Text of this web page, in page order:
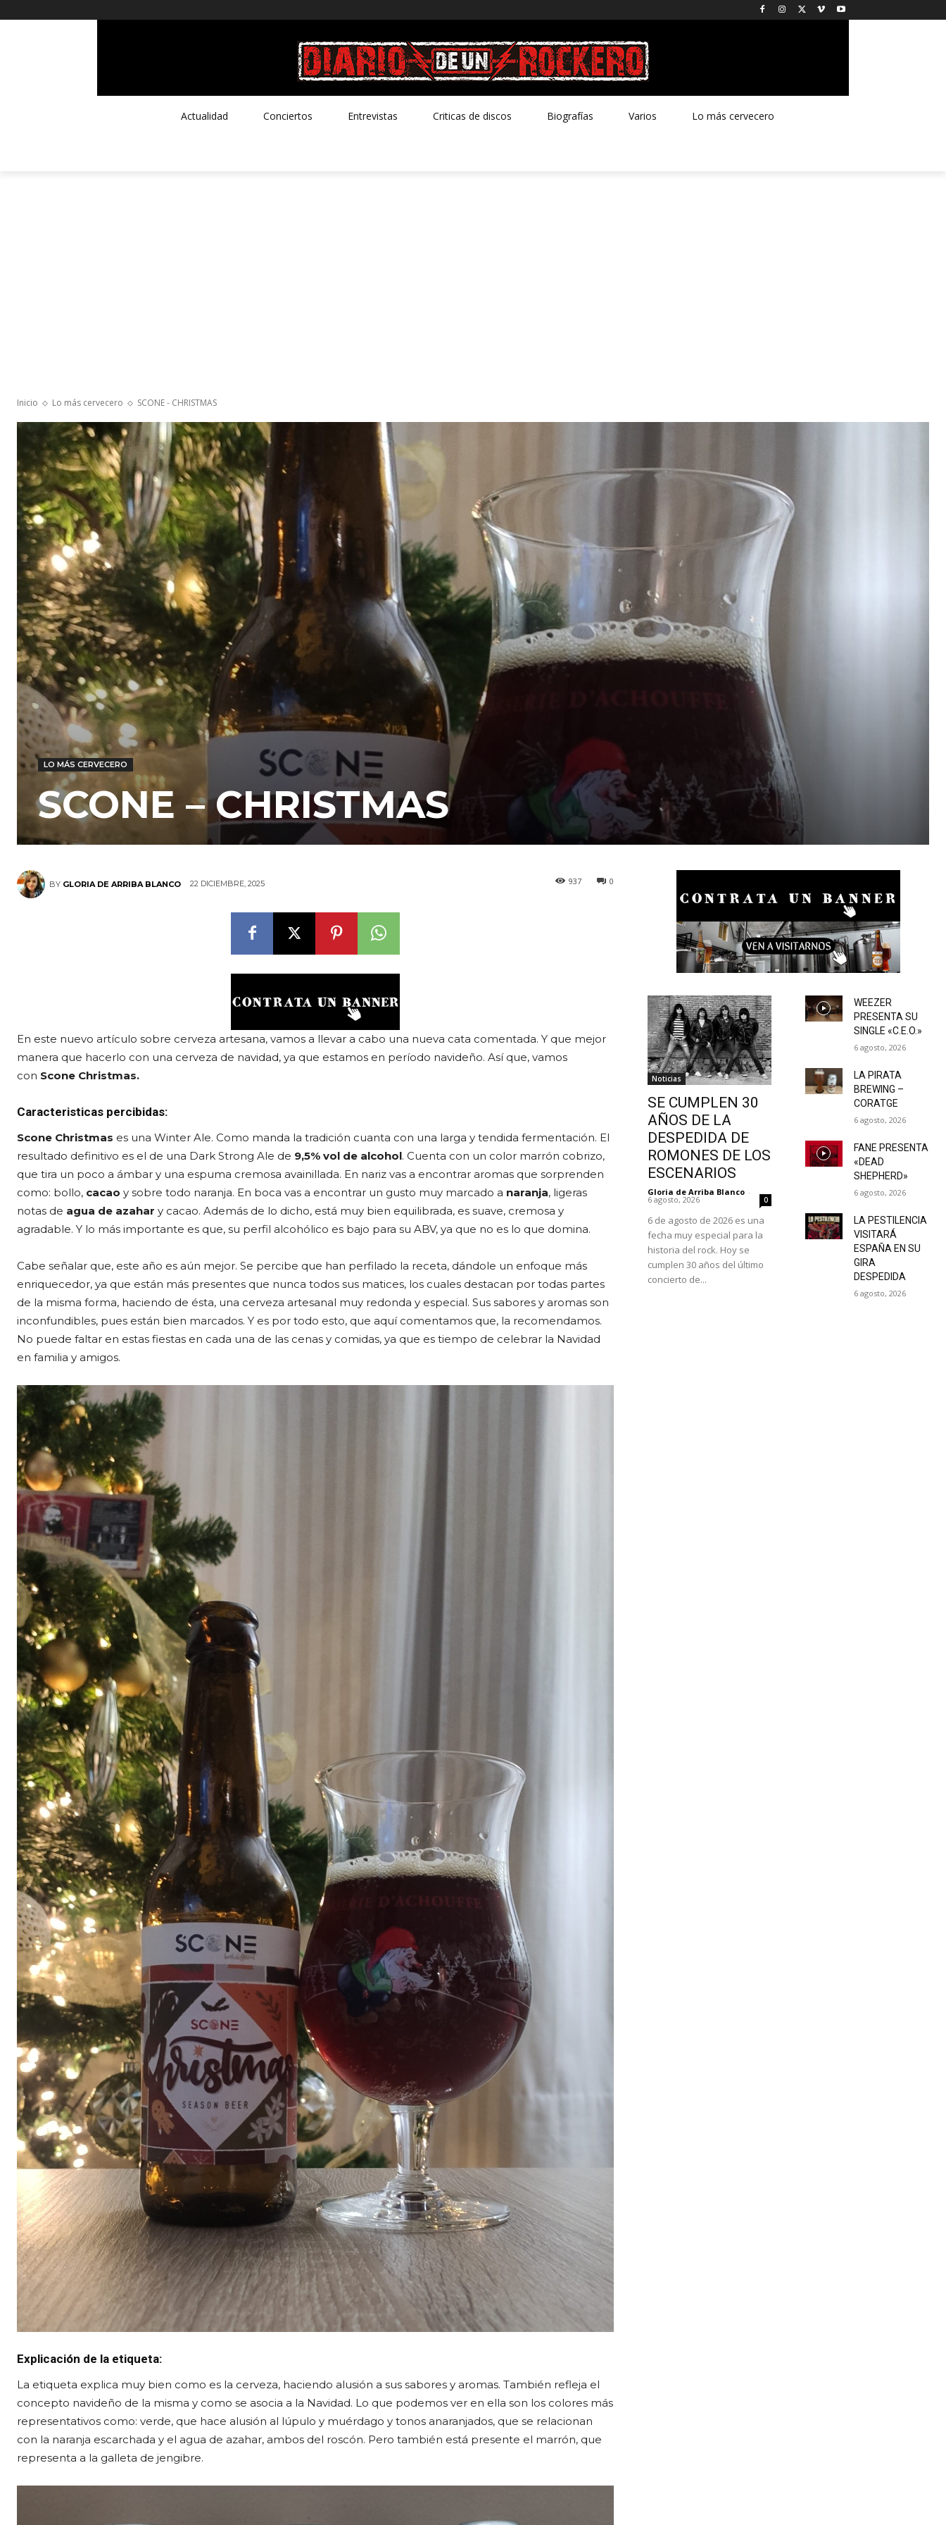
Actualidad Conciertos Entrevistas Criticas de discos Biografías Varios Lo más cervecero
Inicio Lo más cervecero SCONE - CHRISTMAS
LO MÁS CERVECERO
SCONE – CHRISTMAS
BY GLORIA DE ARRIBA BLANCO 22 DICIEMBRE, 2025 0
937
En este nuevo artículo sobre cerveza artesana, vamos a llevar a cabo una nueva cata comentada. Y que mejor
manera que hacerlo con una cerveza de navidad, ya que estamos en período navideño. Así que, vamos
con Scone Christmas.
Caracteristicas percibidas:
Scone Christmas es una Winter Ale. Como manda la tradición cuanta con una larga y tendida fermentación. El
resultado definitivo es el de una Dark Strong Ale de 9,5% vol de alcohol. Cuenta con un color marrón cobrizo,
que tira un poco a ámbar y una espuma cremosa avainillada. En nariz vas a encontrar aromas que sorprenden
como: bollo, cacao y sobre todo naranja. En boca vas a encontrar un gusto muy marcado a naranja, ligeras
notas de agua de azahar y cacao. Además de lo dicho, está muy bien equilibrada, es suave, cremosa y
agradable. Y lo más importante es que, su perfil alcohólico es bajo para su ABV, ya que no es lo que domina.
Cabe señalar que, este año es aún mejor. Se percibe que han perfilado la receta, dándole un enfoque más
enriquecedor, ya que están más presentes que nunca todos sus matices, los cuales destacan por todas partes
de la misma forma, haciendo de ésta, una cerveza artesanal muy redonda y especial. Sus sabores y aromas son
inconfundibles, pues están bien marcados. Y es por todo esto, que aquí comentamos que, la recomendamos.
No puede faltar en estas fiestas en cada una de las cenas y comidas, ya que es tiempo de celebrar la Navidad
en familia y amigos.
Explicación de la etiqueta:
La etiqueta explica muy bien como es la cerveza, haciendo alusión a sus sabores y aromas. También refleja el
concepto navideño de la misma y como se asocia a la Navidad. Lo que podemos ver en ella son los colores más
representativos como: verde, que hace alusión al lúpulo y muérdago y tonos anaranjados, que se relacionan
con la naranja escarchada y el agua de azahar, ambos del roscón. Pero también está presente el marrón, que
representa a la galleta de jengibre.
Noticias
SE CUMPLEN 30
AÑOS DE LA
DESPEDIDA DE
ROMONES DE LOS
ESCENARIOS
Gloria de Arriba Blanco -
6 agosto, 2026 0
6 de agosto de 2026 es una
fecha muy especial para la
historia del rock. Hoy se
cumplen 30 años del último
concierto de...
WEEZER
PRESENTA SU
SINGLE «C.E.O.»
6 agosto, 2026
LA PIRATA
BREWING –
CORATGE
6 agosto, 2026
FANE PRESENTA
«DEAD
SHEPHERD»
6 agosto, 2026
LA PESTILENCIA
VISITARÁ
ESPAÑA EN SU
GIRA
DESPEDIDA
6 agosto, 2026